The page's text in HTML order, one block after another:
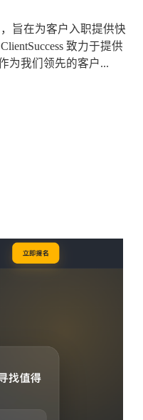
旨在为客户入职提供快
致力于提供
为我们领先的客户...